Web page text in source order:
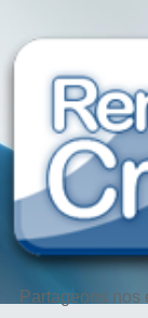
Partageons nos